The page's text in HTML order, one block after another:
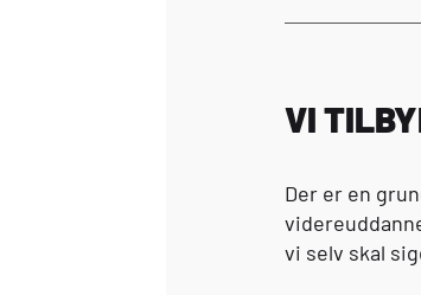
VI
Der er en
vi selv skal